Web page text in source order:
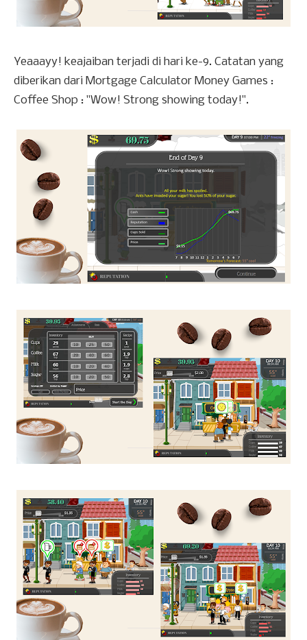
Yeaaayy! keajaiban terjadi di hari ke-9. Catatan yang
diberikan dari Mortgage Calculator Money Games :
Coffee Shop : "Wow! Strong showing today!".